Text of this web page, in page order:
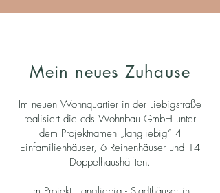
Mein neues Zuhause
Im neuen Wohnquartier in der Liebigstraße
realisiert die cds Wohnbau GmbH unter
dem Projektnamen „langliebig“ 4
Einfamilienhäuser, 6 Reihenhäuser und 14
Doppelhaushälften.